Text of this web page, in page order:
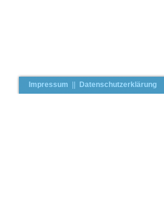
Impressum || Datenschutzerklärung